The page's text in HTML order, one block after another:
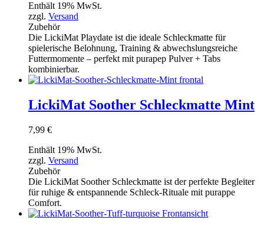
Enthält 19% MwSt.
zzgl. Versand
Zubehör
Die LickiMat Playdate ist die ideale Schleckmatte für
spielerische Belohnung, Training & abwechslungsreiche
Futtermomente – perfekt mit purapep Pulver + Tabs
kombinierbar.
LickiMat Soother Schleckmatte Mint
7,99 €
Enthält 19% MwSt.
zzgl. Versand
Zubehör
Die LickiMat Soother Schleckmatte ist der perfekte Begleiter
für ruhige & entspannende Schleck-Rituale mit purappe
Comfort.